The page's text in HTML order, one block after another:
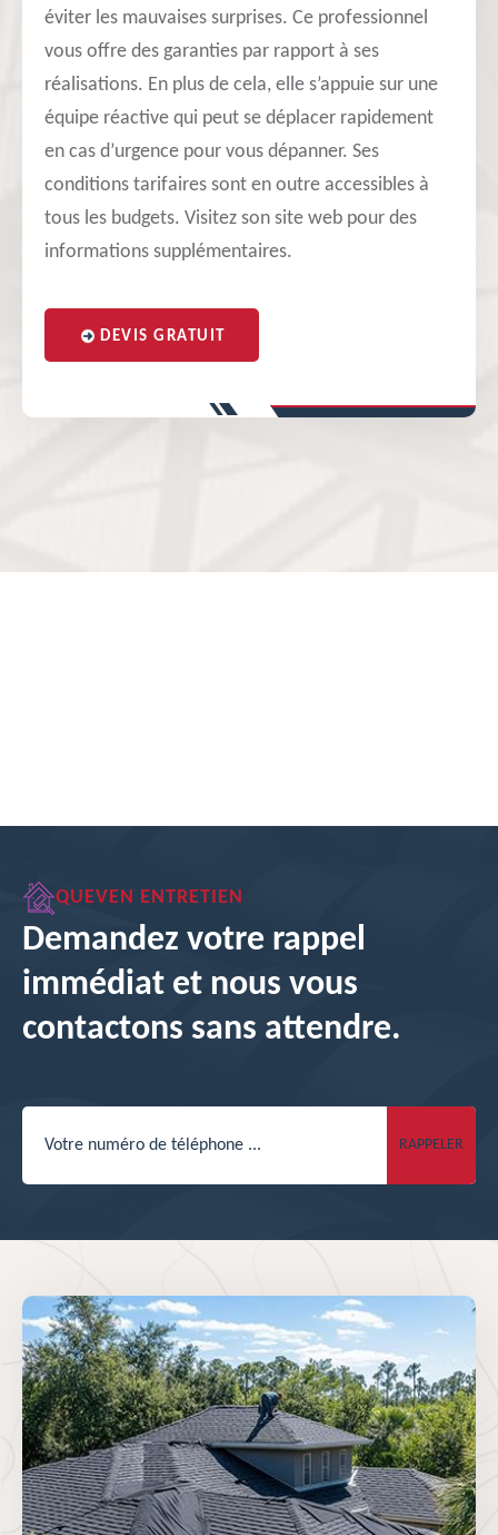
éviter les mauvaises surprises. Ce professionnel
vous offre des garanties par rapport à ses
réalisations. En plus de cela, elle s’appuie sur une
équipe réactive qui peut se déplacer rapidement
en cas d’urgence pour vous dépanner. Ses
conditions tarifaires sont en outre accessibles à
tous les budgets. Visitez son site web pour des
informations supplémentaires.
DEVIS GRATUIT
QUEVEN ENTRETIEN
Demandez votre rappel
immédiat et nous vous
contactons sans attendre.